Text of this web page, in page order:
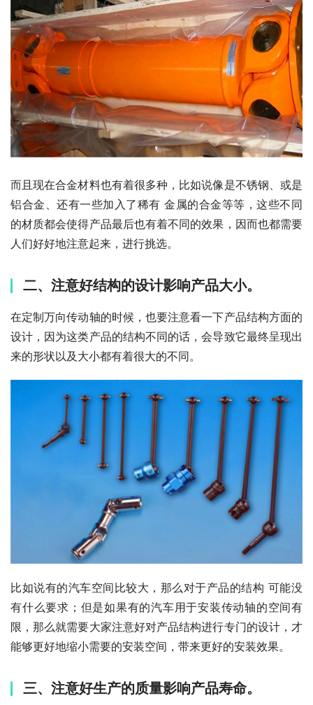
而且现在合金材料也有着很多种，比如说像是不锈钢、或是
铝合金、还有一些加入了稀有 金属的合金等等，这些不同
的材质都会使得产品最后也有着不同的效果，因而也都需要
人们好好地注意起来，进行挑选。
二、注意好结构的设计影响产品大小。
在定制万向传动轴的时候，也要注意看一下产品结构方面的
设计，因为这类产品的结构不同的话，会导致它最终呈现出
来的形状以及大小都有着很大的不同。
比如说有的汽车空间比较大，那么对于产品的结构 可能没
有什么要求；但是如果有的汽车用于安装传动轴的空间有
限，那么就需要大家注意好对产品结构进行专门的设计，才
能够更好地缩小需要的安装空间，带来更好的安装效果。
三、注意好生产的质量影响产品寿命。